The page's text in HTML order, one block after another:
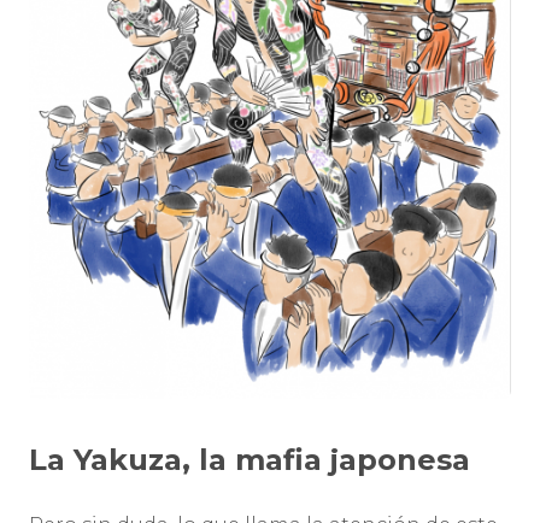
La Yakuza, la mafia japonesa